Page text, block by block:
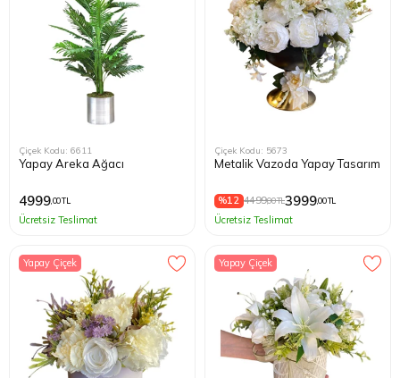
Çiçek Kodu: 6611
Yapay Areka Ağacı
4999,00 TL
Ücretsiz Teslimat
Çiçek Kodu: 5673
Metalik Vazoda Yapay Tasarım
%12 4499,00 TL3999,00 TL
Ücretsiz Teslimat
Yapay Çiçek Yapay Çiçek